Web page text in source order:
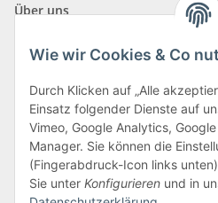
Über uns
Klagenfurter Straße 29
9556 Liebenfels
Montag bis Donnerstag: 8:00 bis
Freitag: 8:00 bis 12:00 Uhr
Wie wir Cookies & Co
Durch Klicken auf „Alle
Einsatz folgender Dienste auf
Vimeo, Google Analytics,
Manager. Sie können die
(Fingerabdruck-Icon links
Sie unter Konfigurieren und in